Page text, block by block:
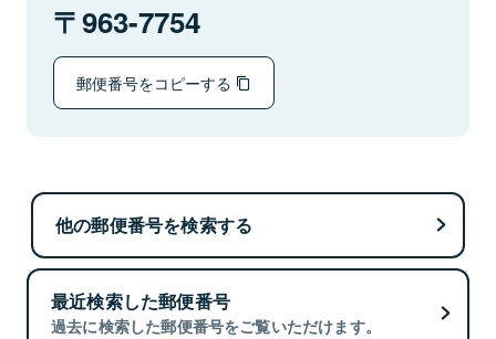
963-7754
郵便番号をコピーする
他の郵便番号を検索する
最近検索した郵便番号
過去に検索した郵便番号をご覧いただけます。